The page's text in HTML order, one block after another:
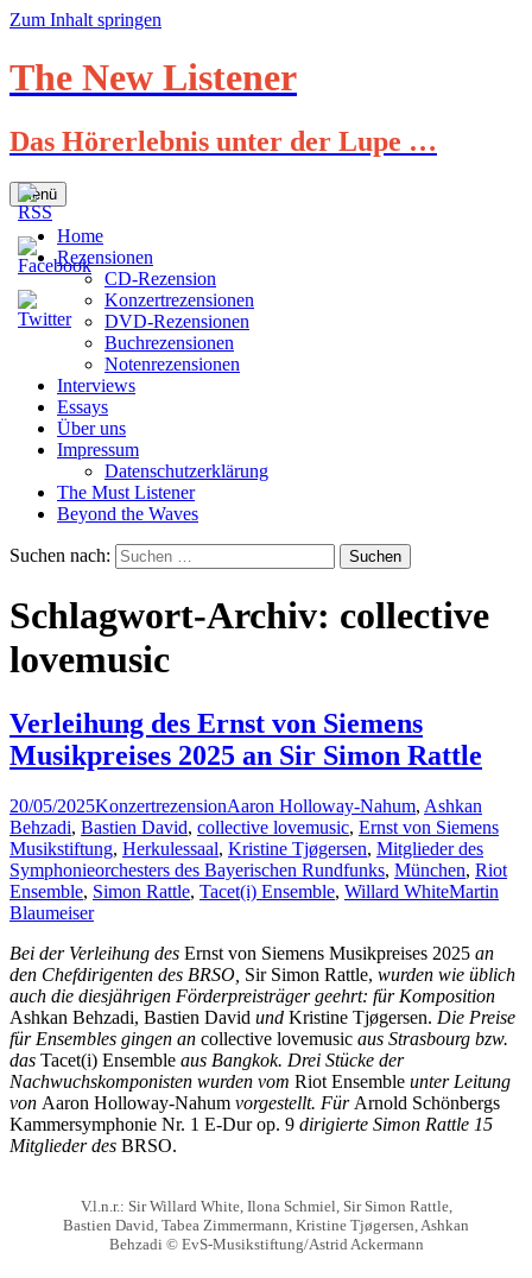
Zum Inhalt springen
The New Listener
Das Hörerlebnis unter der Lupe …
Menü
Home
Rezensionen
CD-Rezension
Konzertrezensionen
DVD-Rezensionen
Buchrezensionen
Notenrezensionen
Interviews
Essays
Über uns
Impressum
Datenschutzerklärung
The Must Listener
Beyond the Waves
Suchen nach:
Schlagwort-Archiv: collective
lovemusic
Verleihung des Ernst von Siemens
Musikpreises 2025 an Sir Simon Rattle
20/05/2025KonzertrezensionAaron Holloway-Nahum, Ashkan
Behzadi, Bastien David, collective lovemusic, Ernst von Siemens
Musikstiftung, Herkulessaal, Kristine Tjøgersen, Mitglieder des
Symphonieorchesters des Bayerischen Rundfunks, München, Riot
Ensemble, Simon Rattle, Tacet(i) Ensemble, Willard WhiteMartin
Blaumeiser
Bei der Verleihung des Ernst von Siemens Musikpreises 2025 an
den Chefdirigenten des BRSO, Sir Simon Rattle, wurden wie üblich
auch die diesjährigen Förderpreisträger geehrt: für Komposition
Ashkan Behzadi, Bastien David und Kristine Tjøgersen. Die Preise
für Ensembles gingen an collective lovemusic aus Strasbourg bzw.
das Tacet(i) Ensemble aus Bangkok. Drei Stücke der
Nachwuchskomponisten wurden vom Riot Ensemble unter Leitung
von Aaron Holloway-Nahum vorgestellt. Für Arnold Schönbergs
Kammersymphonie Nr. 1 E-Dur op. 9 dirigierte Simon Rattle 15
Mitglieder des BRSO.
V.l.n.r.: Sir Willard White, Ilona Schmiel, Sir Simon Rattle,
Bastien David, Tabea Zimmermann, Kristine Tjøgersen, Ashkan
Behzadi © EvS-Musikstiftung/Astrid Ackermann